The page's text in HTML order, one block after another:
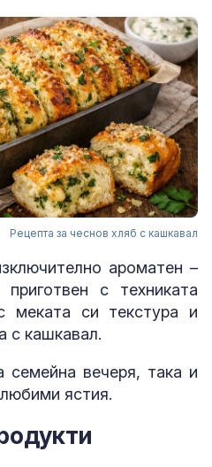
Рецепта за чеснов хляб с кашкавал
ароматен –
с техниката
меката си текстура и
с кашкавал.
семейна вечеря, така и
ястия.